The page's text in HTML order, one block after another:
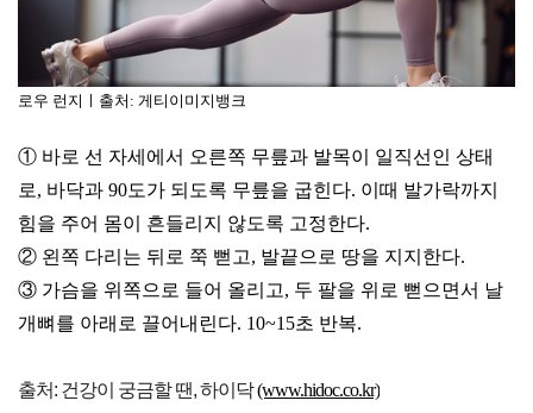
로우 런지ㅣ출처: 게티이미지뱅크
① 바로 선 자세에서 오른쪽 무릎과 발목이 일직선인 상태
로, 바닥과 90도가 되도록 무릎을 굽힌다. 이때 발가락까지
힘을 주어 몸이 흔들리지 않도록 고정한다.
② 왼쪽 다리는 뒤로 쭉 뻗고, 발끝으로 땅을 지지한다.
③ 가슴을 위쪽으로 들어 올리고, 두 팔을 위로 뻗으면서 날
개뼈를 아래로 끌어내린다. 10~15초 반복.
출처: 건강이 궁금할 땐, 하이닥(www.hidoc.co.kr)